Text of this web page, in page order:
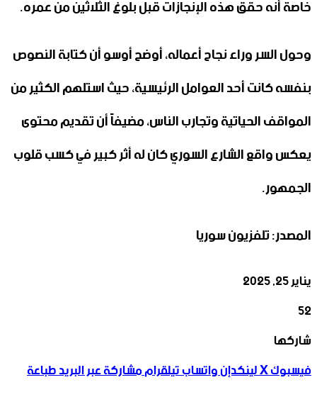
خاصة أنه حقق هذه الإنجازات قبل بلوغ الثلاثين من عمره.
وحول السر وراء نجاح أعماله، أوضح أوسو أن كتابة النصوص
بنفسه كانت أحد العوامل الرئيسية، حيث استلهم الكثير من
المواقف الحياتية وتجارب الناس، مضيفاً أن تقديم محتوى
يعكس واقع الشارع السوري كان له أثر كبير في كسب قلوب
الجمهور.
المصدر: تلفزيون سوريا
يناير 25, 2025
52
فيسبوك
‫X
لينكدإن
واتساب
تيلقرام
شاركها
فيسبوك‫Xلينكدإنواتسابتيلقراممشاركة عبر البريدطباعة